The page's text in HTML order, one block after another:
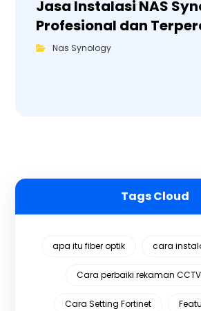
Jasa Instalasi NAS
Profesional dan
Nas Synology
Tags Cloud
apa itu fiber optik cara
Cara perbaiki rekaman
Cara Setting Fortinet